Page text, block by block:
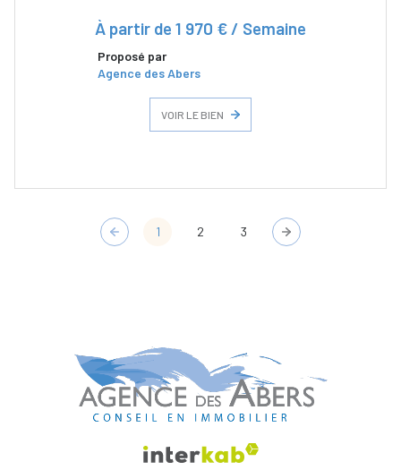
À partir de 1 970 € / Semaine
Proposé par
Agence des Abers
VOIR LE BIEN
1 2 3